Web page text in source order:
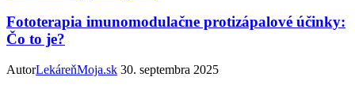
Fototerapia imunomodulačne protizápalové účinky:
Čo to je?
AutorLekáreňMoja.sk 30. septembra 2025